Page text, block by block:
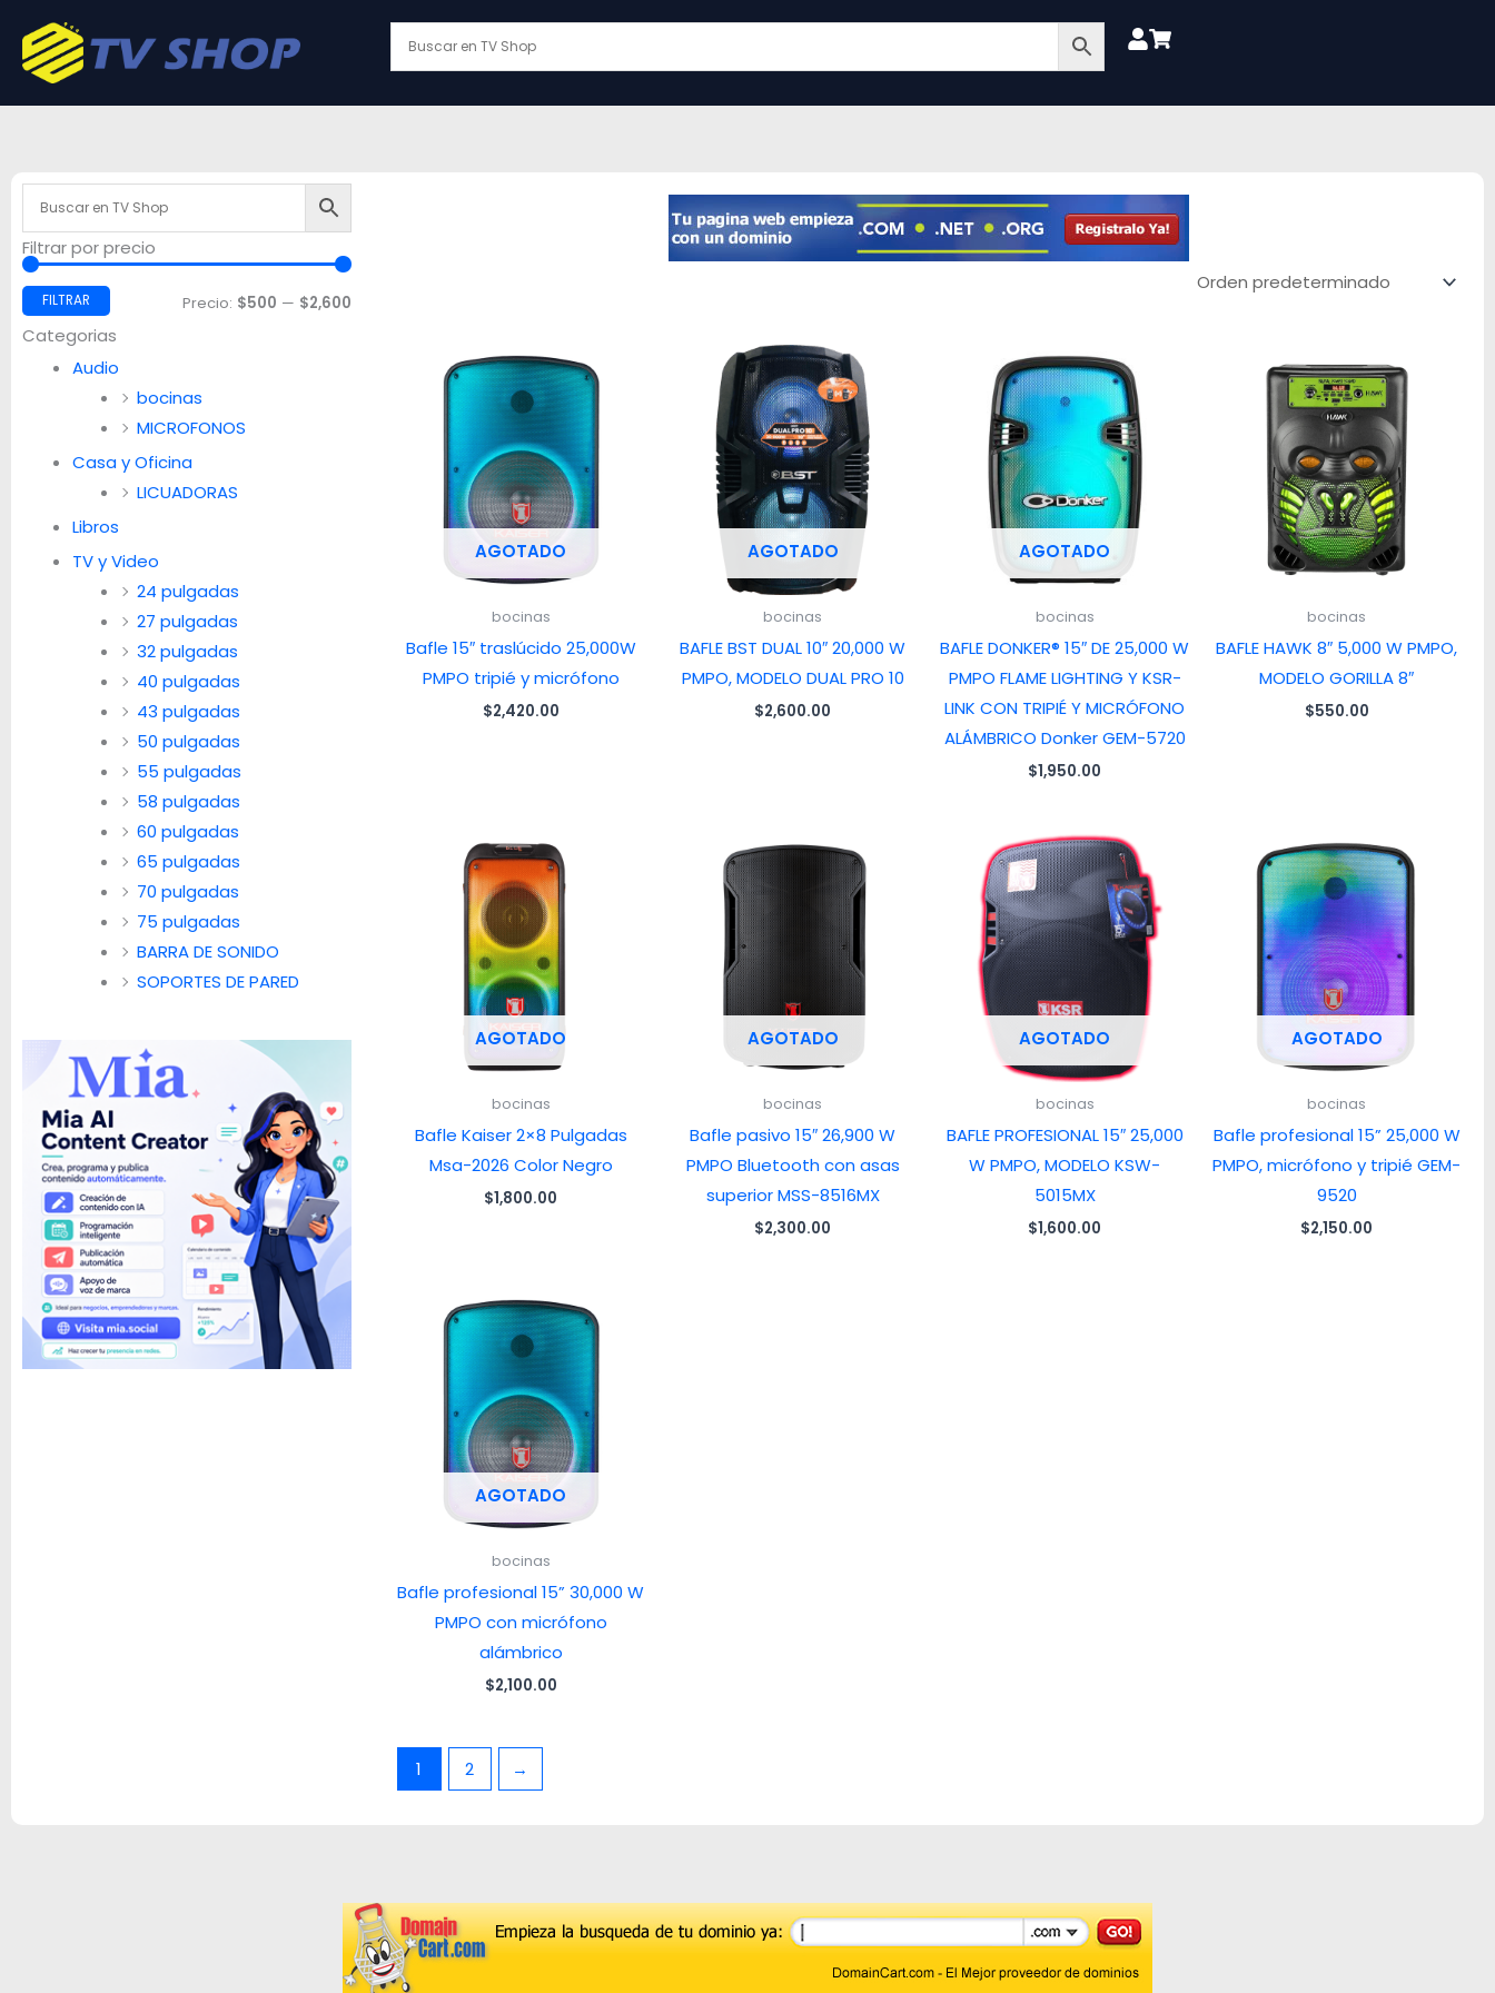
contenido
Filtrar por precio
FILTRAR Precio: $500 — $2,600
Categorias
Audio
bocinas
MICROFONOS
Casa y Oficina
LICUADORAS
Libros
TV y Video
24 pulgadas
27 pulgadas
32 pulgadas
40 pulgadas
43 pulgadas
50 pulgadas
55 pulgadas
58 pulgadas
60 pulgadas
65 pulgadas
70 pulgadas
75 pulgadas
BARRA DE SONIDO
SOPORTES DE PARED
AGOTADO
bocinas
Bafle 15″ traslúcido 25,000W
PMPO tripié y micrófono
$2,420.00
AGOTADO
bocinas
BAFLE BST DUAL 10″ 20,000 W
PMPO, MODELO DUAL PRO 10
$2,600.00
AGOTADO
bocinas
BAFLE DONKER® 15″ DE 25,000 W
PMPO FLAME LIGHTING Y KSR-
LINK CON TRIPIÉ Y MICRÓFONO
ALÁMBRICO Donker GEM-5720
$1,950.00
bocinas
BAFLE HAWK 8″ 5,000 W PMPO,
MODELO GORILLA 8″
$550.00
AGOTADO
bocinas
Bafle Kaiser 2×8 Pulgadas
Msa-2026 Color Negro
$1,800.00
AGOTADO
bocinas
Bafle pasivo 15″ 26,900 W
PMPO Bluetooth con asas
superior MSS-8516MX
$2,300.00
AGOTADO
bocinas
BAFLE PROFESIONAL 15″ 25,000
W PMPO, MODELO KSW-
5015MX
$1,600.00
AGOTADO
bocinas
Bafle profesional 15” 25,000 W
PMPO, micrófono y tripié GEM-
9520
$2,150.00
AGOTADO
bocinas
Bafle profesional 15” 30,000 W
PMPO con micrófono
alámbrico
$2,100.00
1 2 →